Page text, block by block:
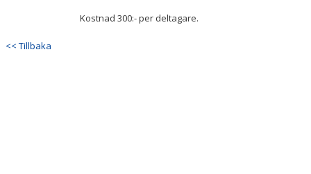
Kostnad 300:- per deltagare.
<< Tillbaka